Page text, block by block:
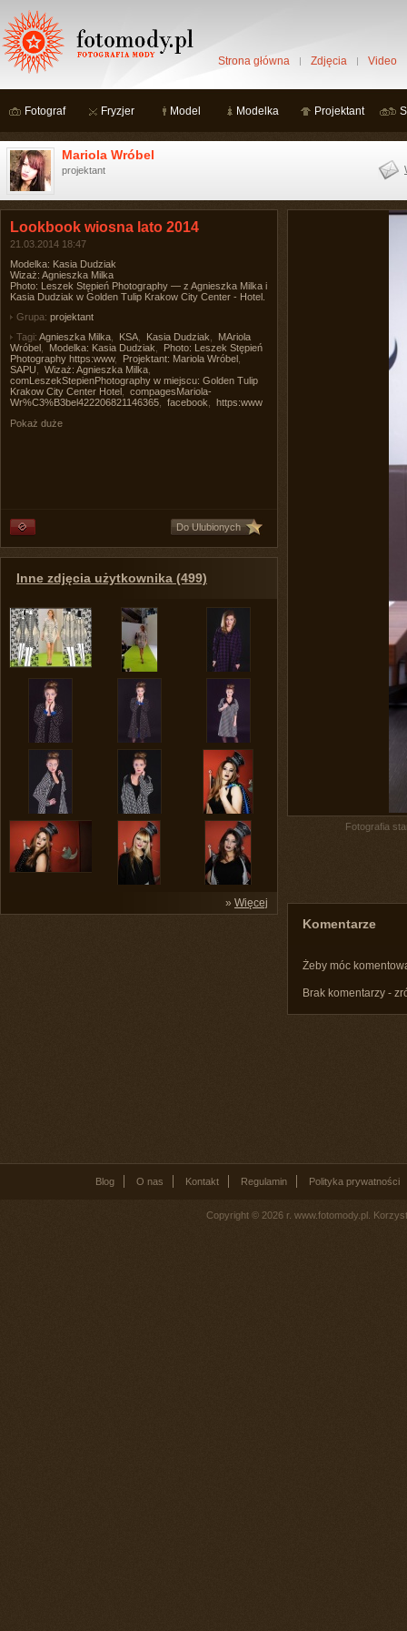
Strona główna Zdjęcia Video
Fotograf Fryzjer Model Modelka Projektant
Mariola Wróbel
projektant
Lookbook wiosna lato 2014
21.03.2014 18:47
Modelka: Kasia Dudziak
Wizaż: Agnieszka Milka
Photo: Leszek Stępień Photography — z Agnieszka Milka i
Kasia Dudziak w Golden Tulip Krakow City Center - Hotel.
Grupa: projektant
Tagi: Agnieszka Milka KSA Kasia Dudziak
MAriola
Wróbel
Modelka: Kasia Dudziak
Photo: Leszek Stępień
Photography https:www, Projektant: Mariola Wróbel
SAPU
Wizaż: Agnieszka Milka
comLeszekStepienPhotography w miejscu: Golden Tulip
Krakow City Center Hotel
compagesMariola-
Wr%C3%B3bel422206821146365
facebook
https:www
Pokaż duże
Do Ulubionych
Inne zdjęcia użytkownika (499)
» Więcej
Fotografia
Komentarze
Żeby móc
Brak komentarzy -
Blog O nas Kontakt Regulamin Polityka prywatności
Copyright © 2026 r. www.fotomody.pl.